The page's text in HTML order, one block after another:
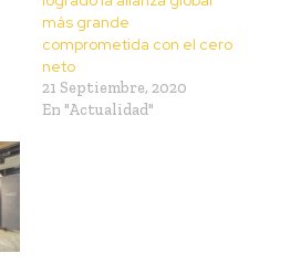
más grande
comprometida con el cero
neto
21 Septiembre, 2020
En "Actualidad"